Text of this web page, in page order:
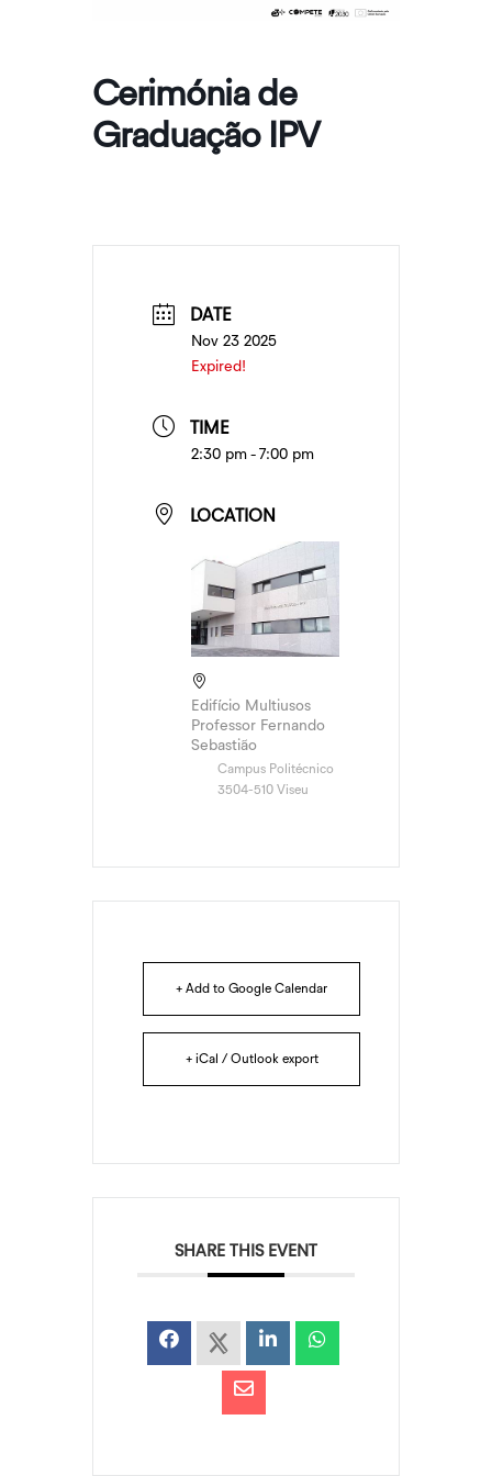
Cerimónia de
Graduação IPV
DATE
Nov 23 2025
Expired!
TIME
2:30 pm - 7:00 pm
LOCATION
Edifício Multiusos
Professor Fernando
Sebastião
Campus Politécnico
3504-510 Viseu
+ Add to Google Calendar
+ iCal / Outlook export
SHARE THIS EVENT